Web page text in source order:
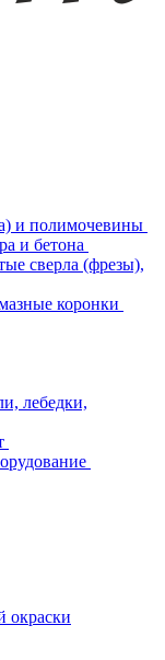
и полимочевины
и бетона
сверла (фрезы),
коронки
лебедки,
окраски